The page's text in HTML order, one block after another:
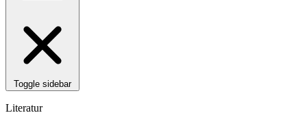
Toggle sidebar
Literatur